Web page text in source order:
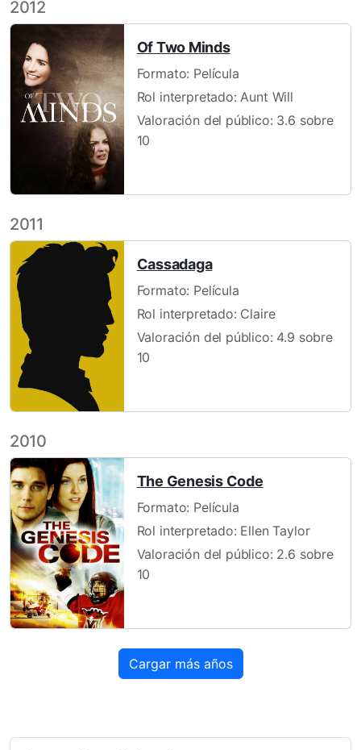
2012
Of Two Minds
Formato: Película
Rol interpretado: Aunt Will
Valoración del público: 3.6 sobre
10
2011
Cassadaga
Formato: Película
Rol interpretado: Claire
Valoración del público: 4.9 sobre
10
2010
The Genesis Code
Formato: Película
Rol interpretado: Ellen Taylor
Valoración del público: 2.6 sobre
10
Cargar más años